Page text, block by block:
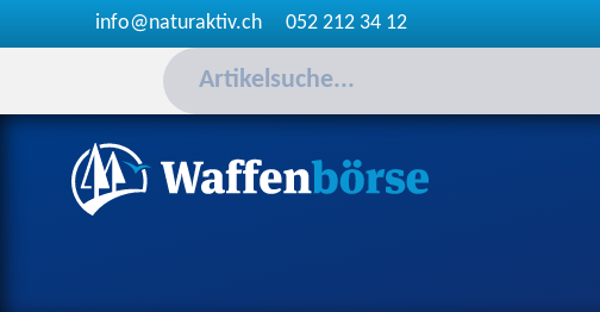
info@naturaktiv.ch 052 212 34 12